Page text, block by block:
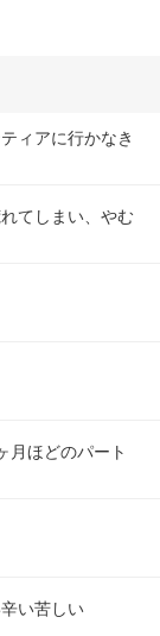
ィアに行かなき
てしまい、やむ
月ほどのパート
い苦しい